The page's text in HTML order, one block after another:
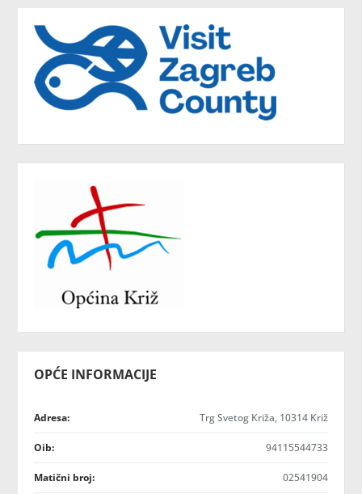
OPĆE INFORMACIJE
Adresa: Trg Svetog Križa, 10314 Križ
Oib: 94115544733
Matični broj: 02541904